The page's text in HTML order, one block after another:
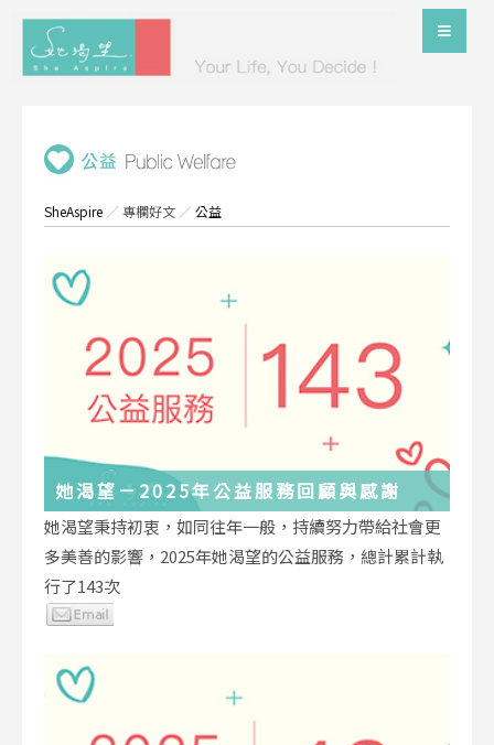
SheAspire ／專欄好文 ／公益
她渴望－2025年公益服務回顧與感謝
她渴望秉持初衷，如同往年一般，持續努力帶給社會更
多美善的影響，2025年她渴望的公益服務，總計累計執
行了143次